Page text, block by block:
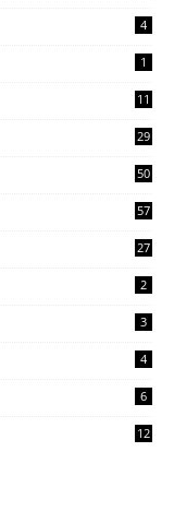
4
1
11
29
50
57
27
2
3
4
6
12